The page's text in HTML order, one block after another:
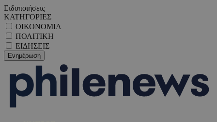
Ειδοποιήσεις
ΚΑΤΗΓΟΡΙΕΣ
ΟΙΚΟΝΟΜΙΑ
ΠΟΛΙΤΙΚΗ
ΕΙΔΗΣΕΙΣ